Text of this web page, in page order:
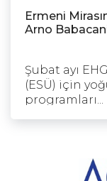
Ermeni
Arno
Şubat ayı
(ESÜ) için
programları...